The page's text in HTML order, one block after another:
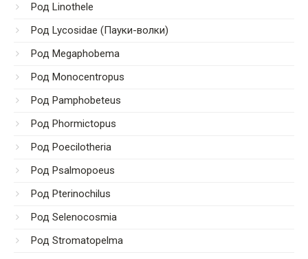
Род Linothele
Род Lycosidae (Пауки-волки)
Род Megaphobema
Род Monocentropus
Род Pamphobeteus
Род Phormictopus
Род Poecilotheria
Род Psalmopoeus
Род Pterinochilus
Род Selenocosmia
Род Stromatopelma